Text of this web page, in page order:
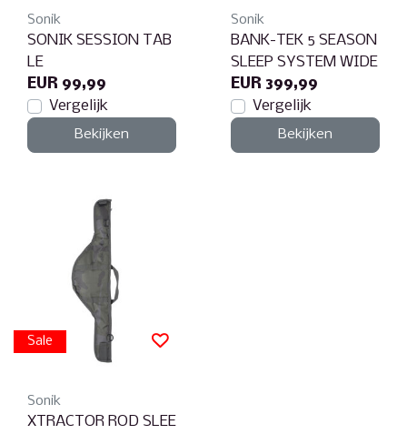
Sonik
SONIK SESSION TAB
LE
EUR 99,99
Vergelijk
Bekijken
Sonik
BANK-TEK 5 SEASON
SLEEP SYSTEM WIDE
EUR 399,99
Vergelijk
Bekijken
Sale
Sonik
XTRACTOR ROD SLEE